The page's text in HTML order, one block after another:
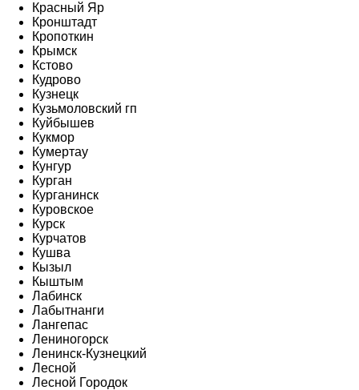
Красный Яр
Кронштадт
Кропоткин
Крымск
Кстово
Кудрово
Кузнецк
Кузьмоловский гп
Куйбышев
Кукмор
Кумертау
Кунгур
Курган
Курганинск
Куровское
Курск
Курчатов
Кушва
Кызыл
Кыштым
Лабинск
Лабытнанги
Лангепас
Лениногорск
Ленинск-Кузнецкий
Лесной
Лесной Городок